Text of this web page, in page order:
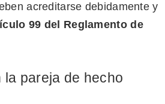
acreditarse debidamente y
99 del Reglamento de
la pareja de hecho